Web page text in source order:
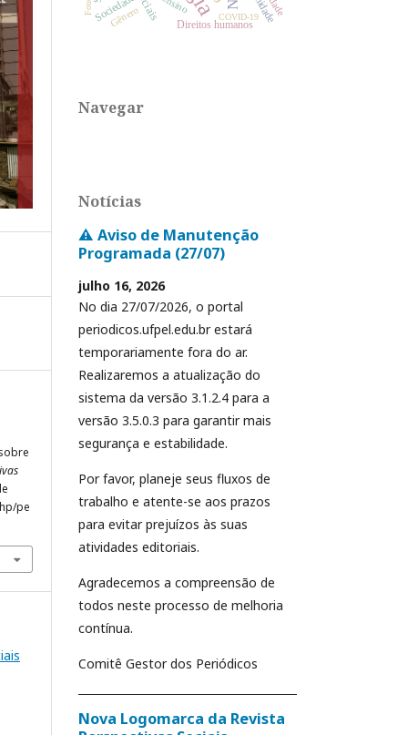
pe
Sociedade
Direitos humanos
Gênero COVID-19
Navegar
Notícias
⚠️ Aviso de Manutenção
Programada (27/07)
julho 16, 2026
No dia 27/07/2026, o portal
periodicos.ufpel.edu.br estará
temporariamente fora do ar.
Realizaremos a atualização do
sistema da versão 3.1.2.4 para a
versão 3.5.0.3 para garantir mais
segurança e estabilidade.
Por favor, planeje seus fluxos de
trabalho e atente-se aos prazos
para evitar prejuízos às suas
atividades editoriais.
Agradecemos a compreensão de
todos neste processo de melhoria
contínua.
Comitê Gestor dos Periódicos
Nova Logomarca da Revista